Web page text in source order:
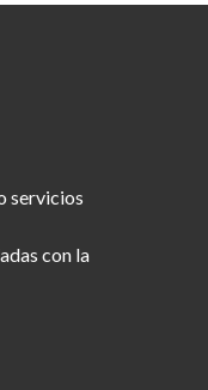
servicios
con la